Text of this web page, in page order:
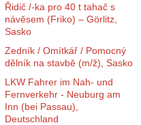
Řidič /-ka pro 40 t tahač s
návěsem (Friko) – Görlitz,
Sasko
Zedník / Omítkář / Pomocný
dělník na stavbě (m/ž), Sasko
LKW Fahrer im Nah- und
Fernverkehr - Neuburg am
Inn (bei Passau),
Deutschland